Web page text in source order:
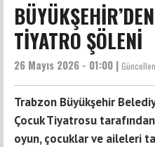
TİYATRO ŞÖLENİ
26 Mayıs 2026 - 01:00 |
Trabzon Büyükşehir
Çocuk Tiyatrosu
oyun, çocuklar ve aileleri